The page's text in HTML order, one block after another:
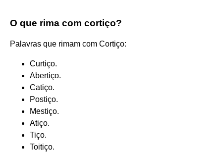
O que rima com cortiço?
Palavras que rimam com Cortiço:
Curtiço.
Abertiço.
Catiço.
Postiço.
Mestiço.
Atiço.
Tiço.
Toitiço.